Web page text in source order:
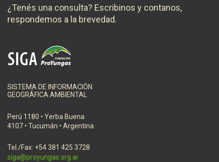
¿Tenés una consulta? Escribinos y contanos,
respondemos a la brevedad.
SISTEMA DE INFORMACIÓN
GEOGRÁFICA AMBIENTAL
Perú 1180 • Yerba Buena
4107 • Tucumán • Argentina
Tel./Fax: +54 381 425 3728
siga@proyungas.org.ar